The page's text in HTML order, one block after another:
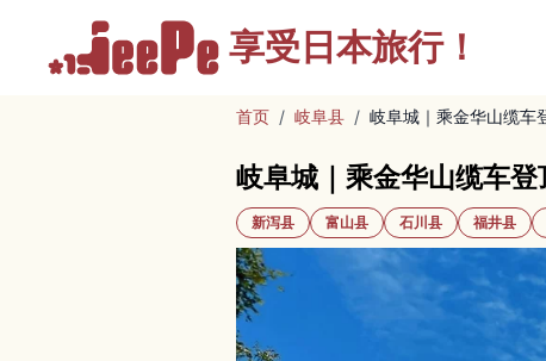
享受 日本旅行！
首页 / 岐阜县 / 岐阜城｜乘金华山缆车
岐阜城｜乘金华山缆车
新泻县 富山县 石川县 福井县